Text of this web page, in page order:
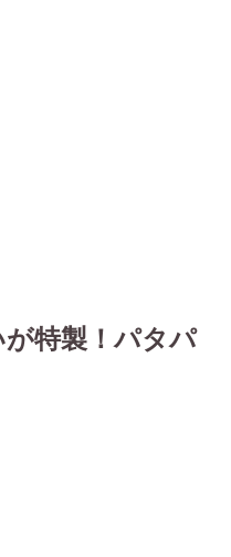
が特製！パタパ